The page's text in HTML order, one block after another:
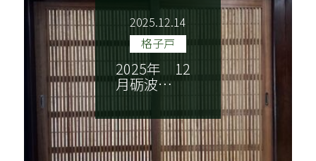
2025.12.14
格子戸
2025年 12
月砺波…